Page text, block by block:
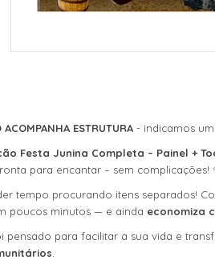
ACOMPANHA ESTRUTURA - indicamos
Festa Junina Completa – Painel +
para encantar – sem complicações!
tempo procurando itens separados!
poucos minutos — e ainda economiza
pensado para facilitar a sua vida e